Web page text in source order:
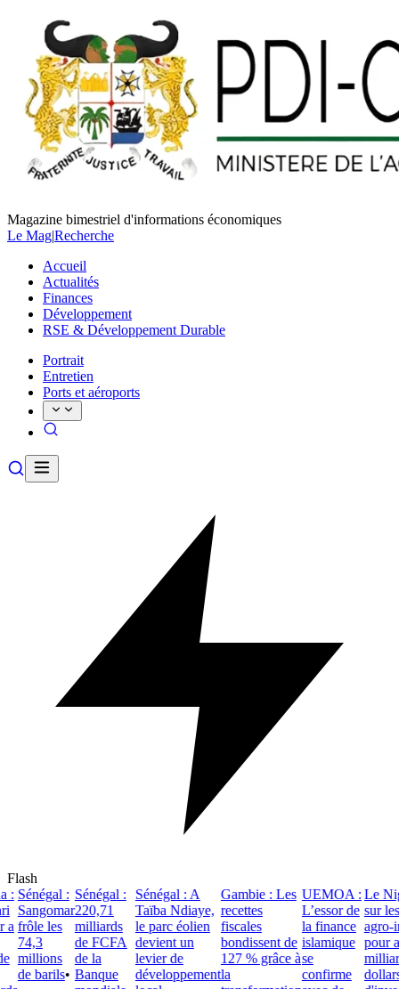
Magazine bimestriel d'informations économiques
Le Mag|Recherche
Accueil
Actualités
Finances
Développement
RSE & Développement Durable
Portrait
Entretien
Ports et aéroports
Flash
Sénégal :
Sangomar
frôle les
74,3
millions
de barils•
Sénégal :
220,71
milliards
de FCFA
de la
Banque
Sénégal : A
Taïba Ndiaye,
le parc éolien
devient un
levier de
développement
Gambie : Les
recettes
fiscales
bondissent de
127 % grâce à
la
UEMOA :
L’essor de
la finance
islamique
se
confirme
Le
sur les
agro-
pour
dollars